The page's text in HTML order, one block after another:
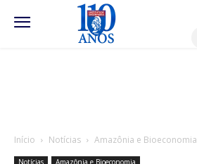
Início Notícias Amazônia e Bioeconomia
Notícias Amazônia e Bioeconomia